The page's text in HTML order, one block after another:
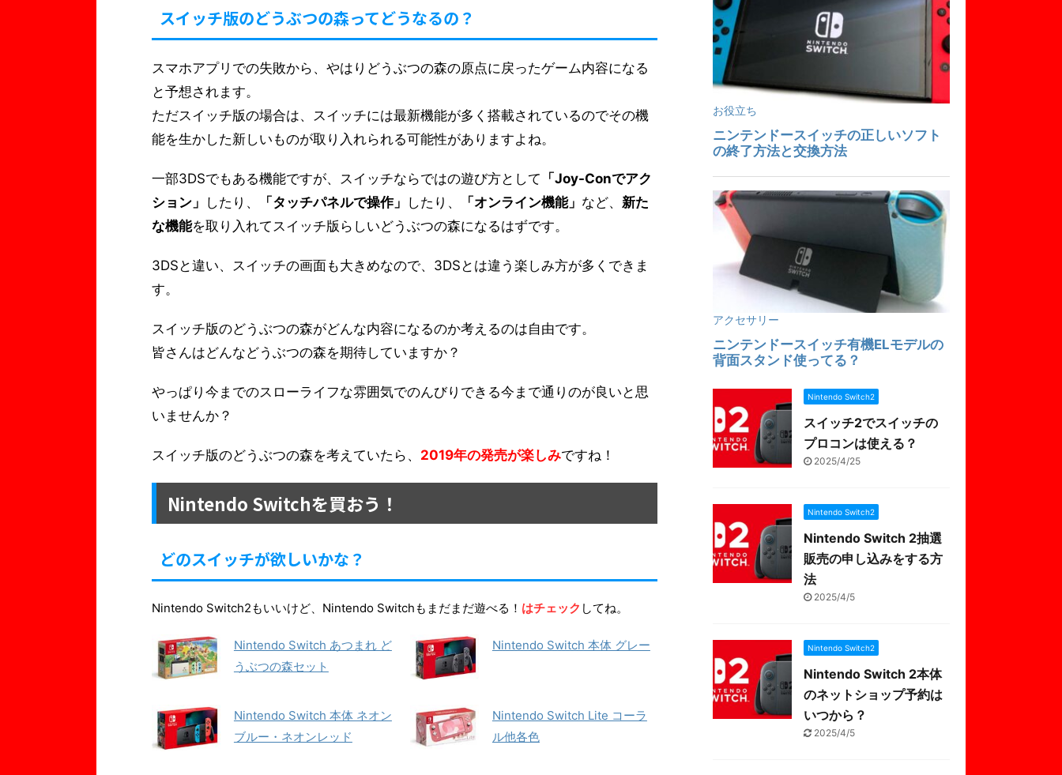
スイッチ版のどうぶつの森ってどうなるの？
スマホアプリでの失敗から、やはりどうぶつの森の原点に戻ったゲーム内容になる
と予想されます。
ただスイッチ版の場合は、スイッチには最新機能が多く搭載されているのでその機
能を生かした新しいものが取り入れられる可能性がありますよね。
一部3DSでもある機能ですが、スイッチならではの遊び方として 「Joy-Conでアク
ション」 したり、 「タッチパネルで操作」 したり、 「オンライン機能」 など、 新た
な機能を取り入れてスイッチ版らしいどうぶつの森になるはずです。
3DSと違い、スイッチの画面も大きめなので、3DSとは違う楽しみ方が多くできま
す。
スイッチ版のどうぶつの森がどんな内容になるのか考えるのは自由です。
皆さんはどんなどうぶつの森を期待していますか？
やっぱり今までのスローライフな雰囲気でのんびりできる今まで通りのが良いと思
いませんか？
スイッチ版のどうぶつの森を考えていたら、 2019年の発売が楽しみですね！
Nintendo Switchを買おう！
どのスイッチが欲しいかな？
Nintendo Switch2もいいけど、Nintendo Switchもまだまだ遊べる！ はチェック してね。
Nintendo Switch あつまれ ど
うぶつの森セット
Nintendo Switch 本体 ネオン
ブルー・ネオンレッド
Nintendo Switch 本体 グレー
Nintendo Switch Lite コーラ
ル他各色
Nintendo Switch2
スイッチ2でスイッチの
プロコンは使える？
2025/4/25
Nintendo Switch2
Nintendo Switch 2抽選
販売の申し込みをする方
法
2025/4/5
Nintendo Switch2
Nintendo Switch 2本体
のネットショップ予約は
いつから？
2025/4/5